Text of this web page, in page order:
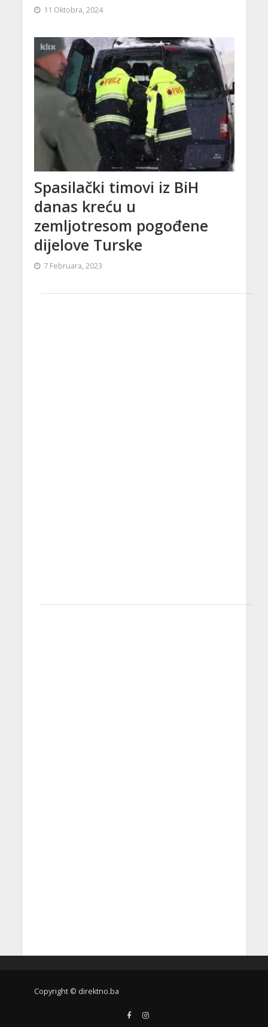
11 Oktobra, 2024
Spasilački timovi iz BiH
danas kreću u
zemljotresom pogođene
dijelove Turske
7 Februara, 2023
Copyright © direktno.ba